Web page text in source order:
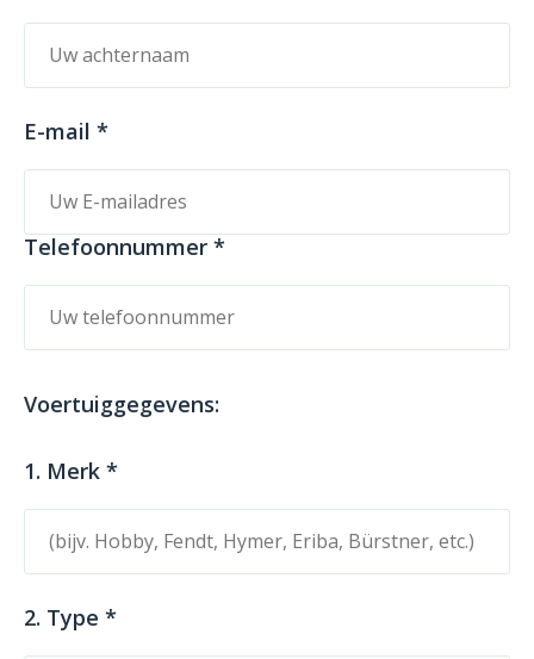
E-mail *
Telefoonnummer *
Voertuiggegevens:
1. Merk *
2. Type *